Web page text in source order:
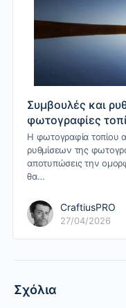
Συμβουλές και
φωτογραφίες
Η φωτογραφία τοπίου
ρυθμίσεων της
αποτυπώσεις την
θα…
CraftiusPRO
27/04/2026
Σχόλια